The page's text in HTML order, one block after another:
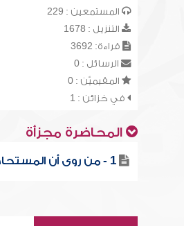
المستمعين : 229
التنزيل : 1678
قراءة: 3692
الرسائل : 0
المقيميّن : 0
في خزائن : 1
المحاضرة مجزأة
1 - من روى أن المستحاضة تغتسل لكل صلاة